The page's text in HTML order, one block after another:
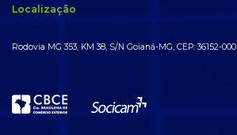
Localização
Rodovia MG 353, KM 38, S/N Goianá-MG, CEP: 36152-000